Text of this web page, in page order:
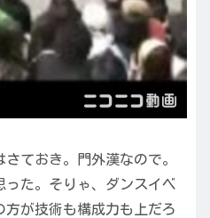
ておき。門外漢なので。
った。そりゃ、ダンスイベ
方が技術も構成力も上だろ